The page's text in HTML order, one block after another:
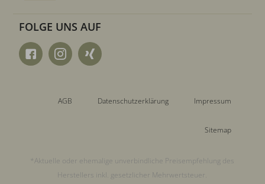
FOLGE UNS AUF
AGB Datenschutzerklärung Impressum
Sitemap
*Aktuelle oder ehemalige unverbindliche Preisempfehlung des
Herstellers inkl. gesetzlicher Mehrwertsteuer.